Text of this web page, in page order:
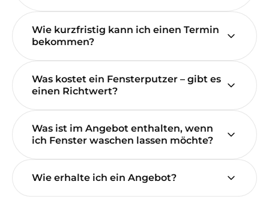
Wie kurzfristig kann ich einen Termin
bekommen?
Was kostet ein Fensterputzer – gibt es
einen Richtwert?
Was ist im Angebot enthalten, wenn
ich Fenster waschen lassen möchte?
Wie erhalte ich ein Angebot?